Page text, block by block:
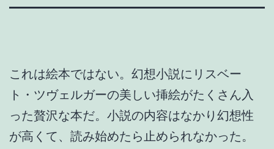
これは絵本ではない。幻想小説にリスベー
ト・ツヴェルガーの美しい挿絵がたくさん入
った贅沢な本だ。小説の内容はなかり幻想性
が高くて、読み始めたら止められなかった。